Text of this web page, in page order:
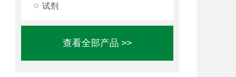
试剂
查看全部产品 >>